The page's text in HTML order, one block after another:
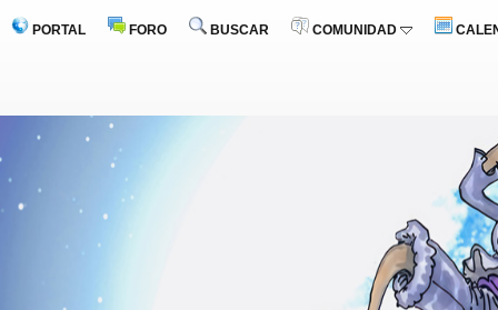
PORTAL FORO BUSCAR COMUNIDAD